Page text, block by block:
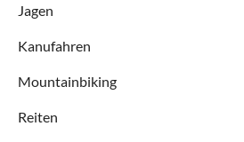
Jagen
Kanufahren
Mountainbiking
Reiten